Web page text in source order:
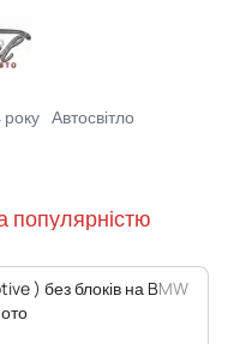
Автосвітло
популярністю